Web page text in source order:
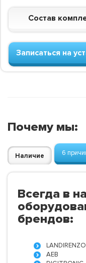
Состав
Записаться на
Почему мы:
Наличие 6
Всегда в
брендов:
LANDIRENZO
AEB